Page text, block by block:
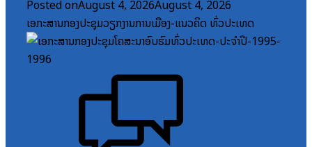
Posted onAugust 4, 2026August 4, 2026
ເອກະສານກອງປະຊຸມວຽກງານການເມືອງ-ແນວຄິດ ທົ່ວປະເທດ